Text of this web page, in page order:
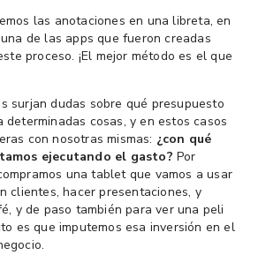
las anotaciones en una libreta, en
de las apps que fueron creadas
proceso. ¡El mejor método es el que
surjan dudas sobre qué presupuesto
determinadas cosas, y en estos casos
con nosotras mismas: ¿con qué
ejecutando el gasto? Por
una tablet que vamos a usar
clientes, hacer presentaciones, y
y de paso también para ver una peli
es que imputemos esa inversión en el